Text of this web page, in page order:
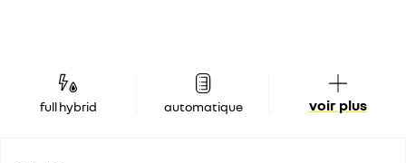
full hybrid automatique voir plus